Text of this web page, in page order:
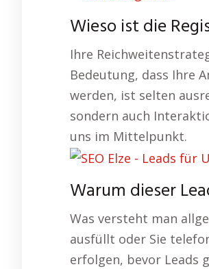
Wieso ist die
Ihre
Bedeutung, dass Ihre
werden, ist selten
sondern auch
uns im Mittelpunkt.
Warum dieser
Was versteht man
ausfüllt oder Sie
erfolgen, bevor Leads